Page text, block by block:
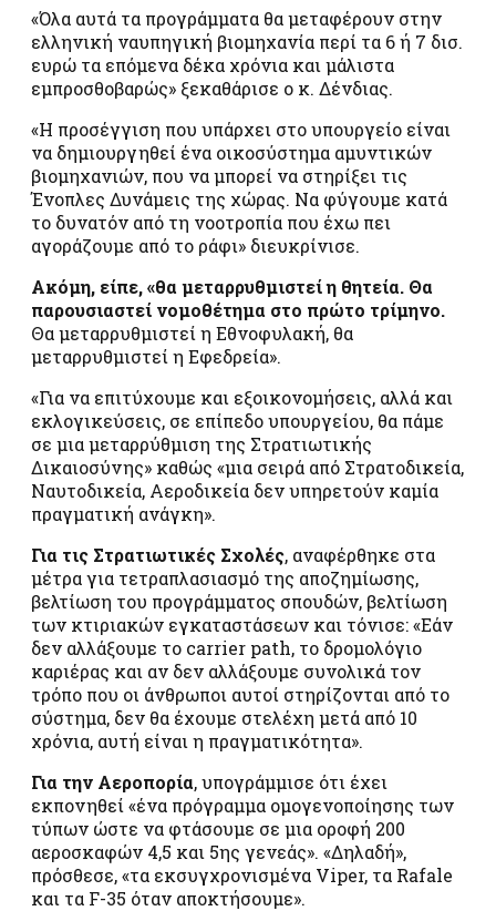
«Όλα αυτά τα προγράμματα θα μεταφέρουν στην
ελληνική ναυπηγική βιομηχανία περί τα 6 ή 7 δισ.
ευρώ τα επόμενα δέκα χρόνια και μάλιστα
εμπροσθοβαρώς» ξεκαθάρισε ο κ. Δένδιας.
«Η προσέγγιση που υπάρχει στο υπουργείο είναι
να δημιουργηθεί ένα οικοσύστημα αμυντικών
βιομηχανιών, που να μπορεί να στηρίξει τις
Ένοπλες Δυνάμεις της χώρας. Να φύγουμε κατά
το δυνατόν από τη νοοτροπία που έχω πει
αγοράζουμε από το ράφι» διευκρίνισε.
Ακόμη, είπε, «θα μεταρρυθμιστεί η θητεία. Θα
παρουσιαστεί νομοθέτημα στο πρώτο τρίμηνο.
Θα μεταρρυθμιστεί η Εθνοφυλακή, θα
μεταρρυθμιστεί η Εφεδρεία».
«Για να επιτύχουμε και εξοικονομήσεις, αλλά και
εκλογικεύσεις, σε επίπεδο υπουργείου, θα πάμε
σε μια μεταρρύθμιση της Στρατιωτικής
Δικαιοσύνης» καθώς «μια σειρά από Στρατοδικεία,
Ναυτοδικεία, Αεροδικεία δεν υπηρετούν καμία
πραγματική ανάγκη».
Για τις Στρατιωτικές Σχολές, αναφέρθηκε στα
μέτρα για τετραπλασιασμό της αποζημίωσης,
βελτίωση του προγράμματος σπουδών, βελτίωση
των κτιριακών εγκαταστάσεων και τόνισε: «Εάν
δεν αλλάξουμε το carrier path, το δρομολόγιο
καριέρας και αν δεν αλλάξουμε συνολικά τον
τρόπο που οι άνθρωποι αυτοί στηρίζονται από το
σύστημα, δεν θα έχουμε στελέχη μετά από 10
χρόνια, αυτή είναι η πραγματικότητα».
Για την Αεροπορία, υπογράμμισε ότι έχει
εκπονηθεί «ένα πρόγραμμα ομογενοποίησης των
τύπων ώστε να φτάσουμε σε μια οροφή 200
αεροσκαφών 4,5 και 5ης γενεάς». «Δηλαδή»,
πρόσθεσε, «τα εκσυγχρονισμένα Viper, τα Rafale
και τα F-35 όταν αποκτήσουμε».